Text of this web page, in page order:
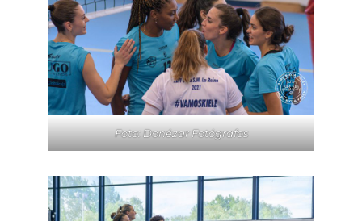
Foto: Donézar Fotógrafos